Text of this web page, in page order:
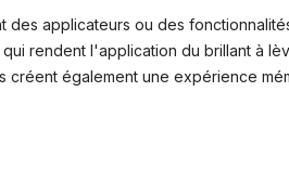
applicateurs ou des
rendent l'application du brillant à
également une expérience